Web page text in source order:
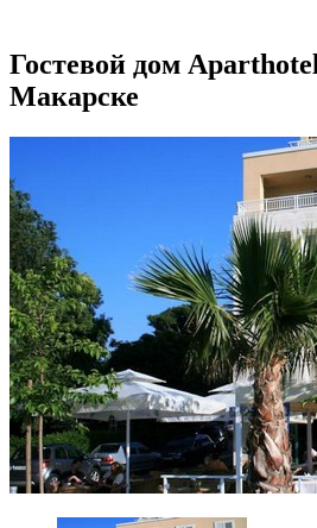
Гостевой дом
Макарске